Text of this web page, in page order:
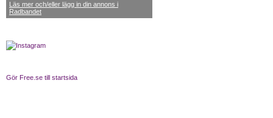
Läs mer och/eller lägg in din annons i
Radbandet
Gör Free.se till startsida